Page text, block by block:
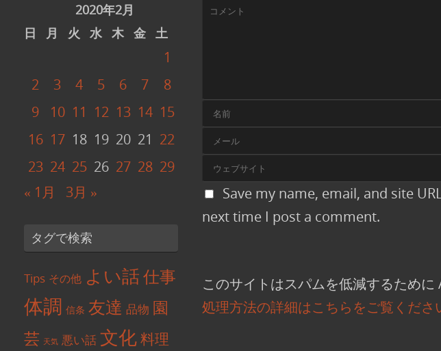
Save my name, email, and site
next time I post a comment.
このサイトはスパムを低減するために
処理方法の詳細はこちらをご覧くださ
2020年2月
日
月 火 水 木 金 土
1
2
3 4 5 6 7
8
9
10 11 12 13 14 15
16 17 18 19 20 21 22
23 24 25 26 27 28 29
« 1月
3月 »
タグで検索
Tips その他 よい話仕事
体調 信条 友達 品物 園
芸 天気 悪い話 文化料理